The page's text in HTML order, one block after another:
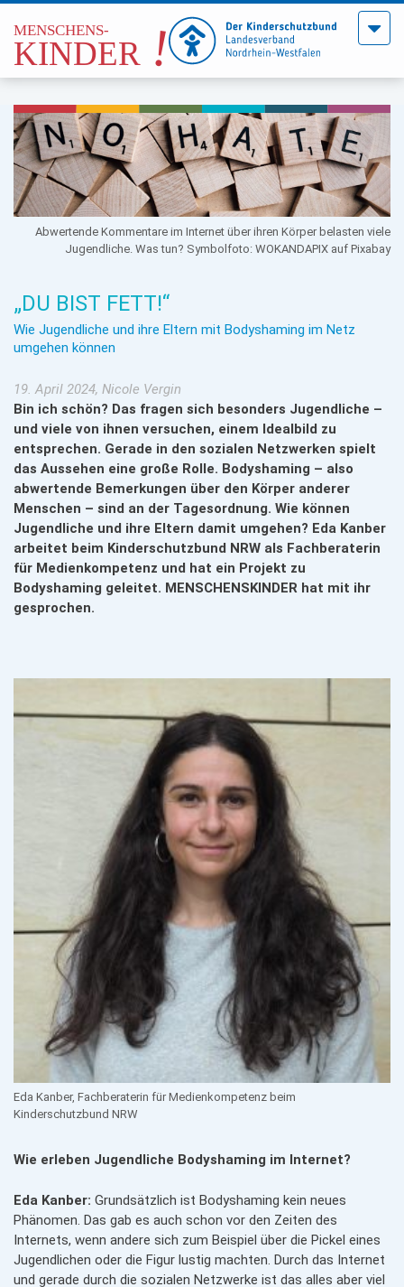
Menü
Abwertende Kommentare im Internet über ihren Körper belasten viele
Jugendliche. Was tun? Symbolfoto: WOKANDAPIX auf Pixabay
„DU BIST FETT!“
Wie Jugendliche und ihre Eltern mit Bodyshaming im Netz
umgehen können
19. April 2024, Nicole Vergin
Bin ich schön? Das fragen sich besonders Jugendliche –
und viele von ihnen versuchen, einem Idealbild zu
entsprechen. Gerade in den sozialen Netzwerken spielt
das Aussehen eine große Rolle. Bodyshaming – also
abwertende Bemerkungen über den Körper anderer
Menschen – sind an der Tagesordnung. Wie können
Jugendliche und ihre Eltern damit umgehen? Eda Kanber
arbeitet beim Kinderschutzbund NRW als Fachberaterin
für Medienkompetenz und hat ein Projekt zu
Bodyshaming geleitet. MENSCHENSKINDER hat mit ihr
gesprochen.
Eda Kanber, Fachberaterin für Medienkompetenz beim
Kinderschutzbund NRW
Wie erleben Jugendliche Bodyshaming im Internet?
Eda Kanber: Grundsätzlich ist Bodyshaming kein neues
Phänomen. Das gab es auch schon vor den Zeiten des
Internets, wenn andere sich zum Beispiel über die Pickel eines
Jugendlichen oder die Figur lustig machten. Durch das Internet
und gerade durch die sozialen Netzwerke ist das alles aber viel